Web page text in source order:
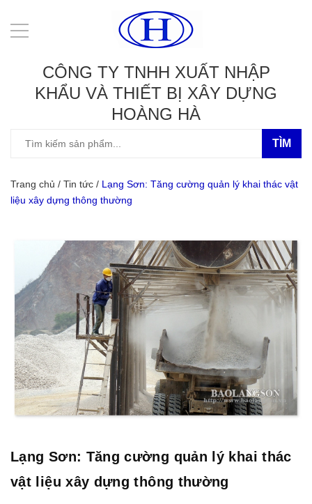
CÔNG TY TNHH XUẤT NHẬP
KHẨU VÀ THIẾT BỊ XÂY DỰNG
HOÀNG HÀ
TÌM
Trang chủ / Tin tức / Lạng Sơn: Tăng cường quản lý khai thác vật
liệu xây dựng thông thường
Lạng Sơn: Tăng cường quản lý khai thác
vật liệu xây dựng thông thường